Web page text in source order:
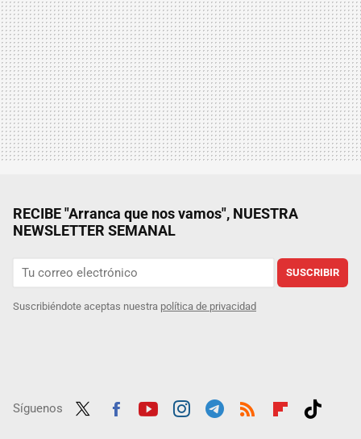
RECIBE "Arranca que nos vamos", NUESTRA
NEWSLETTER SEMANAL
SUSCRIBIR
Suscribiéndote aceptas nuestra política de privacidad
Síguenos